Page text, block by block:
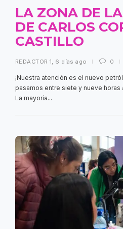
LA ZONA DE
DE CARLOS
CASTILLO
REDACTOR 1, 6 días ago 0
¡Nuestra atención es el nuevo
pasamos entre siete y nueve horas
La mayoría...